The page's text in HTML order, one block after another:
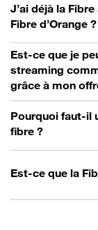
J’ai déjà la
Fibre d’Orange ?
Est-ce que je
streaming
grâce à mon
Pourquoi faut-il
fibre ?
Est-ce que la